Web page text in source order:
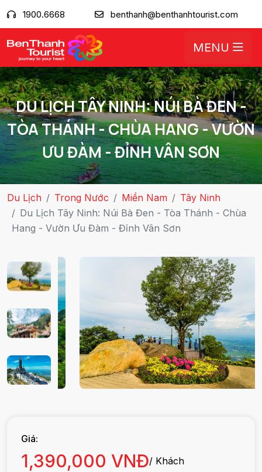
1900.6668 benthanh@benthanhtourist.com
MENU
DU LỊCH TÂY NINH: NÚI BÀ ĐEN -
TÒA THÁNH - CHÙA HANG - VƯỜN
ƯU ĐÀM - ĐỈNH VÂN SƠN
Du Lịch Trong Nước Miền Nam
Tây Ninh
Du Lịch Tây Ninh: Núi Bà Đen - Tòa Thánh - Chùa
Hang - Vườn Ưu Đàm - Đỉnh Vân Sơn
Giá:
1,390,000 VNĐ/ Khách